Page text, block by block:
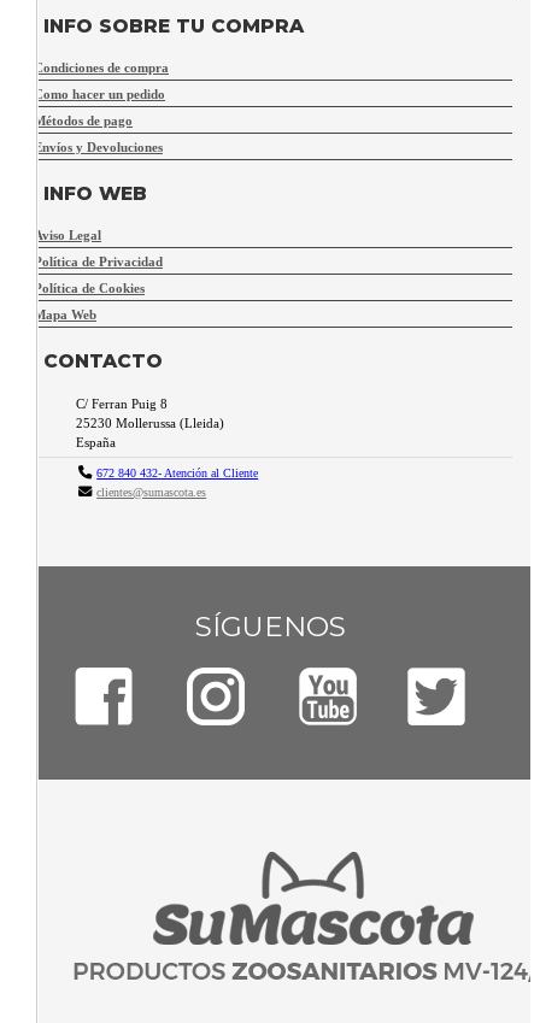
INFO SOBRE TU COMPRA
Condiciones de compra
Como hacer un pedido
Métodos de pago
Envíos y Devoluciones
INFO WEB
Aviso Legal
Política de Privacidad
Política de Cookies
Mapa Web
CONTACTO
C/ Ferran Puig 8
25230 Mollerussa (Lleida)
España
672 840 432- Atención al Cliente
clientes@sumascota.es
SÍGUENOS